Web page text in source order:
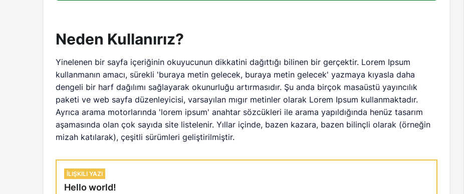
Neden Kullanırız?
Yinelenen bir sayfa içeriğinin okuyucunun dikkatini dağıttığı bilinen bir gerçektir. Lorem Ipsum
kullanmanın amacı, sürekli 'buraya metin gelecek, buraya metin gelecek' yazmaya kıyasla daha
dengeli bir harf dağılımı sağlayarak okunurluğu artırmasıdır. Şu anda birçok masaüstü yayıncılık
paketi ve web sayfa düzenleyicisi, varsayılan mıgır metinler olarak Lorem Ipsum kullanmaktadır.
Ayrıca arama motorlarında 'lorem ipsum' anahtar sözcükleri ile arama yapıldığında henüz tasarım
aşamasında olan çok sayıda site listelenir. Yıllar içinde, bazen kazara, bazen bilinçli olarak (örneğin
mizah katılarak), çeşitli sürümleri geliştirilmiştir.
İLIŞKILI YAZI
Hello world!